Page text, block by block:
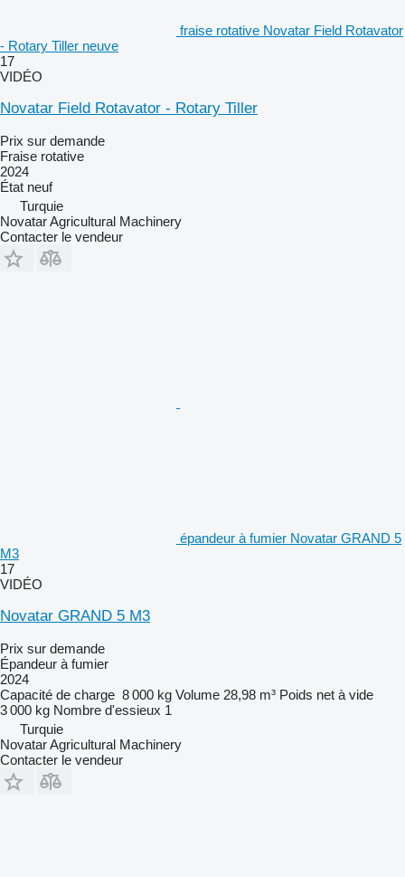
fraise rotative Novatar Field Rotavator
- Rotary Tiller neuve
17
VIDÉO
Novatar Field Rotavator - Rotary Tiller
Prix sur demande
Fraise rotative
2024
État neuf
Turquie
Novatar Agricultural Machinery
Contacter le vendeur
épandeur à fumier Novatar GRAND 5
M3
17
VIDÉO
Novatar GRAND 5 M3
Prix sur demande
Épandeur à fumier
2024
Capacité de charge 8 000 kg Volume 28,98 m³ Poids net à vide
3 000 kg Nombre d'essieux 1
Turquie
Novatar Agricultural Machinery
Contacter le vendeur